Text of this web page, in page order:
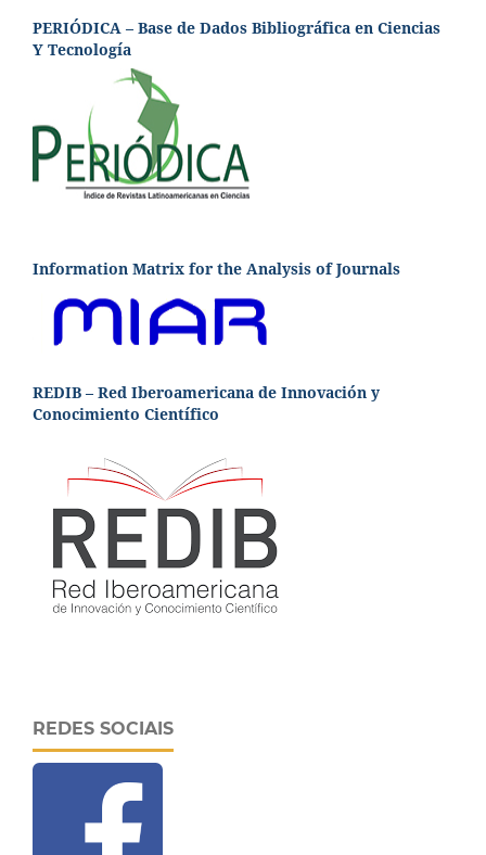
PERIÓDICA – Base de Dados Bibliográfica en Ciencias
Y Tecnología
Information Matrix for the Analysis of Journals
REDIB – Red Iberoamericana de Innovación y
Conocimiento Científico
REDES SOCIAIS